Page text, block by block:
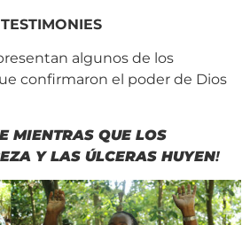
TESTIMONIES
algunos de los
confirmaron el poder de Dios
MIENTRAS QUE LOS
Y LAS ÚLCERAS HUYEN!